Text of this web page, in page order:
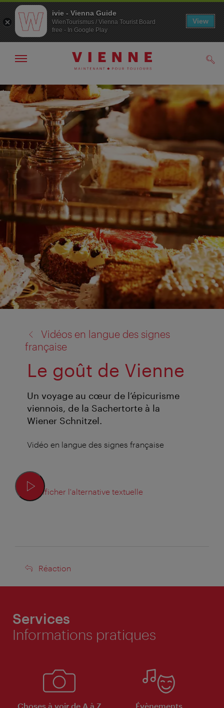
Navigation
Contenu
Afficher
la
navigation
Vidéos en langue des signes
française
Le goût de Vienne
Un voyage au cœur de l’épicurisme
viennois, de la Sachertorte à la
Wiener Schnitzel.
Vidéo en langue des signes française
Afficher l'alternative textuelle
Réaction
Réaction
Services
Informations pratiques
Choses à voir de A à Z Évènements
ivie - Vienna Guide
WienTourismus / Vienna Tourist Board
free - In Google Play
View